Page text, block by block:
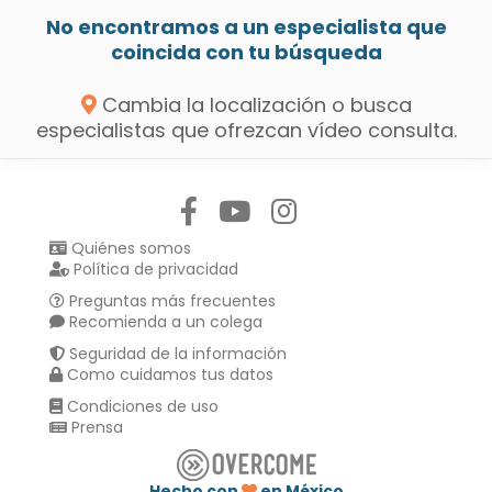
No encontramos a un especialista que
coincida con tu búsqueda
Cambia la localización o busca
especialistas que ofrezcan vídeo consulta.
Quiénes somos
Política de privacidad
Preguntas más frecuentes
Recomienda a un colega
Seguridad de la información
Como cuidamos tus datos
Condiciones de uso
Prensa